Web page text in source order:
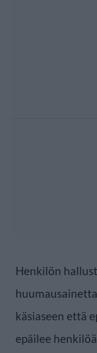
Henkilön
käsiaseen että
epäilee